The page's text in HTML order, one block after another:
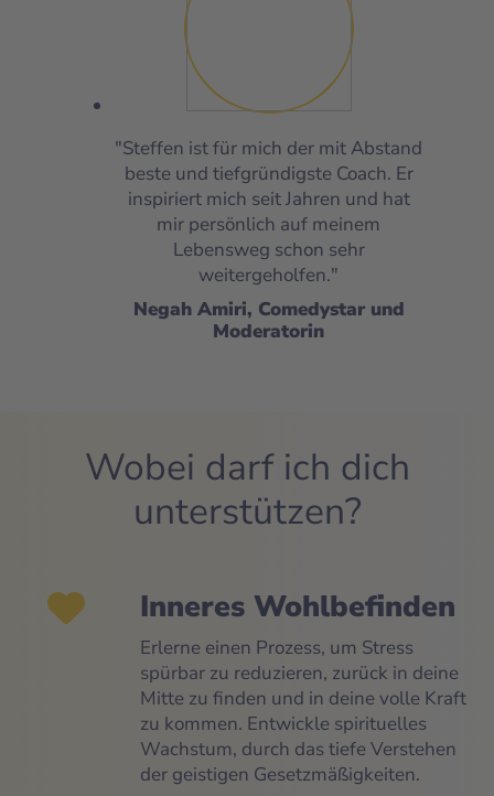
"Steffen ist für mich der mit Abstand
beste und tiefgründigste Coach. Er
inspiriert mich seit Jahren und hat
mir persönlich auf meinem
Lebensweg schon sehr
weitergeholfen."
Negah Amiri, Comedystar und
Moderatorin
Wobei darf ich dich
unterstützen?
Inneres Wohlbefinden
Erlerne einen Prozess, um Stress
spürbar zu reduzieren, zurück in deine
Mitte zu finden und in deine volle Kraft
zu kommen. Entwickle spirituelles
Wachstum, durch das tiefe Verstehen
der geistigen Gesetzmäßigkeiten.